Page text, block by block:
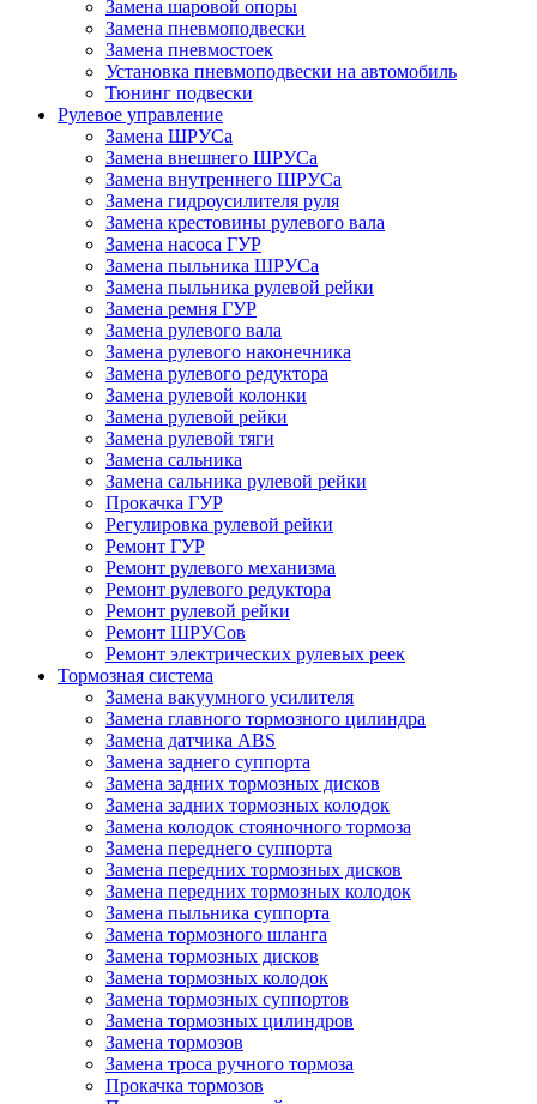
Замена шаровой опоры
Замена пневмоподвески
Замена пневмостоек
Установка пневмоподвески на автомобиль
Тюнинг подвески
Рулевое управление
Замена ШРУСа
Замена внешнего ШРУСа
Замена внутреннего ШРУСа
Замена гидроусилителя руля
Замена крестовины рулевого вала
Замена насоса ГУР
Замена пыльника ШРУСа
Замена пыльника рулевой рейки
Замена ремня ГУР
Замена рулевого вала
Замена рулевого наконечника
Замена рулевого редуктора
Замена рулевой колонки
Замена рулевой рейки
Замена рулевой тяги
Замена сальника
Замена сальника рулевой рейки
Прокачка ГУР
Регулировка рулевой рейки
Ремонт ГУР
Ремонт рулевого механизма
Ремонт рулевого редуктора
Ремонт рулевой рейки
Ремонт ШРУСов
Ремонт электрических рулевых реек
Тормозная система
Замена вакуумного усилителя
Замена главного тормозного цилиндра
Замена датчика ABS
Замена заднего суппорта
Замена задних тормозных дисков
Замена задних тормозных колодок
Замена колодок стояночного тормоза
Замена переднего суппорта
Замена передних тормозных дисков
Замена передних тормозных колодок
Замена пыльника суппорта
Замена тормозного шланга
Замена тормозных дисков
Замена тормозных колодок
Замена тормозных суппортов
Замена тормозных цилиндров
Замена тормозов
Замена троса ручного тормоза
Прокачка тормозов